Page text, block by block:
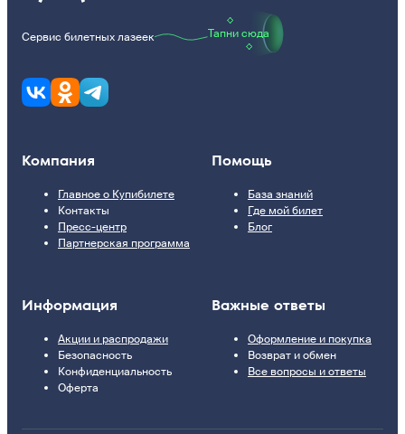
Сервис билетных лазеек Тапни сюда
Компания
Главное о Купибилете
Контакты
Пресс-центр
Партнерская программа
Помощь
База знаний
Где мой билет
Блог
Информация
Акции и распродажи
Безопасность
Конфиденциальность
Оферта
Важные ответы
Оформление и покупка
Возврат и обмен
Все вопросы и ответы